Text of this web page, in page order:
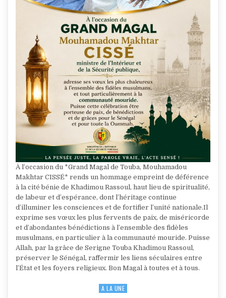
À l’occasion du *Grand Magal de Touba, Mouhamadou
Makhtar CISSÉ* rends un hommage empreint de déférence
à la cité bénie de Khadimou Rassoul, haut lieu de spiritualité,
de labeur et d’espérance, dont l’héritage continue
d’illuminer les consciences et de fortifier l’unité nationale.Il
exprime ses vœux les plus fervents de paix, de miséricorde
et d’abondantes bénédictions à l’ensemble des fidèles
musulmans, en particulier à la communauté mouride. Puisse
Allah, par la grâce de Serigne Touba Khadimou Rassoul,
préserver le Sénégal, raffermir les liens séculaires entre
l’État et les foyers religieux. Bon Magal à toutes et à tous.
Posted
A LA UNE